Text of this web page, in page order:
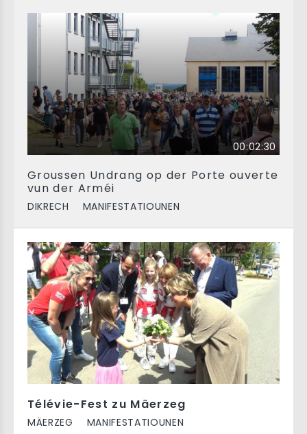
00:02:30
Groussen Undrang op der Porte ouverte
vun der Arméi
DIKRECH MANIFESTATIOUNEN
Télévie-Fest zu Mäerzeg
MÄERZEG MANIFESTATIOUNEN